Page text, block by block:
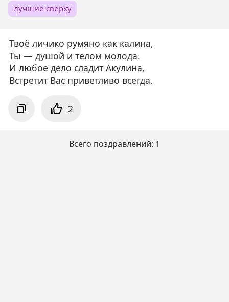
лучшие сверху
Твоё личико румяно как калина,
Ты — душой и телом молода.
И любое дело сладит Акулина,
Встретит Вас приветливо всегда.
2
Всего поздравлений: 1